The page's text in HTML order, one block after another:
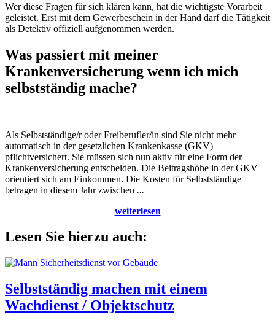
Wer diese Fragen für sich klären kann, hat die wichtigste Vorarbeit
geleistet. Erst mit dem Gewerbeschein in der Hand darf die Tätigkeit
als Detektiv offiziell aufgenommen werden.
Was passiert mit meiner
Krankenversicherung wenn ich mich
selbstständig mache?
Als Selbstständige/r oder Freiberufler/in sind Sie nicht mehr
automatisch in der gesetzlichen Krankenkasse (GKV)
pflichtversichert. Sie müssen sich nun aktiv für eine Form der
Krankenversicherung entscheiden. Die Beitragshöhe in der GKV
orientiert sich am Einkommen. Die Kosten für Selbstständige
betragen in diesem Jahr zwischen ...
weiterlesen
Lesen Sie hierzu auch:
Selbstständig machen mit einem
Wachdienst / Objektschutz